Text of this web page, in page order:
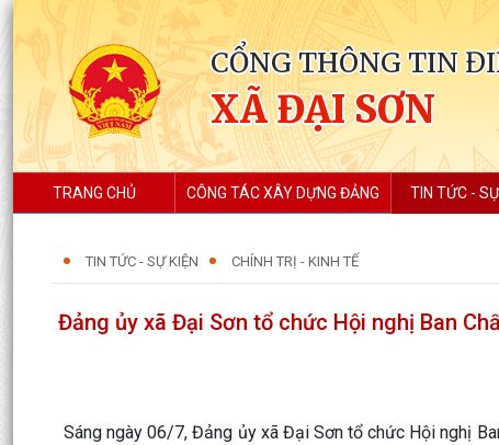
CỔNG THÔNG TIN
XÃ ĐẠI SƠN
TRANG CHỦ CÔNG TÁC XÂY DỰNG ĐẢNG TIN TỨC -
TIN TỨC - SỰ KIỆN CHÍNH TRỊ - KINH TẾ
Đảng ủy xã Đại Sơn tổ chức Hội nghị Ban
Sáng ngày 06/7, Đảng ủy xã Đại Sơn tổ chức Hội nghị